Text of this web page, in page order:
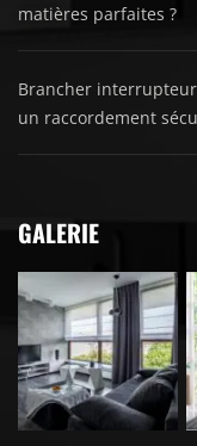
matières parfaites ?
Brancher
un raccordement
GALERIE